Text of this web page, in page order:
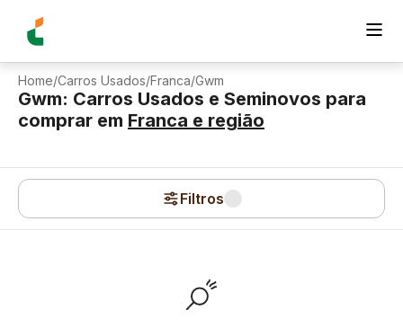
Home/Carros Usados/Franca/Gwm
Gwm: Carros Usados e Seminovos para
comprar em Franca e região
Filtros